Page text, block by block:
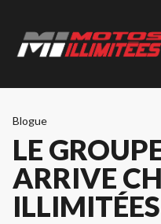
Blogue
LE
ARRIVE
ILLIMITÉES